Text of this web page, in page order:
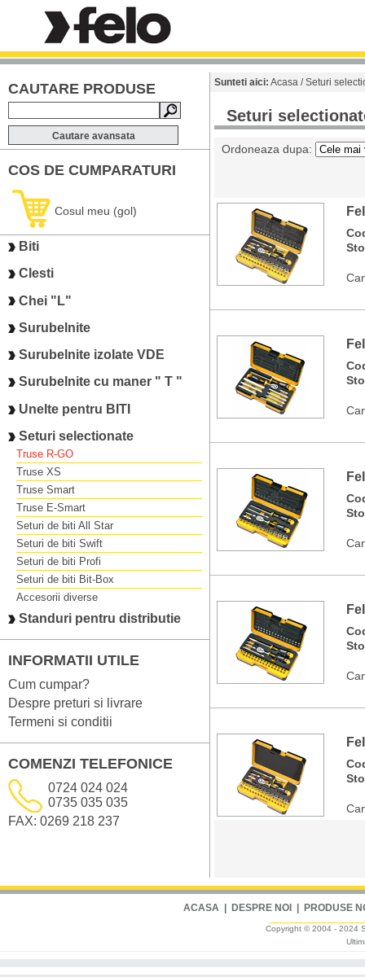
CAUTARE PRODUSE
Cautare avansata
COS DE CUMPARATURI
Cosul meu (gol)
Biti
Clesti
Chei "L"
Surubelnite
Surubelnite izolate VDE
Surubelnite cu maner " T "
Unelte pentru BITI
Seturi selectionate
Truse R-GO
Truse XS
Truse Smart
Truse E-Smart
Seturi de biti All Star
Seturi de biti Swift
Seturi de biti Profi
Seturi de biti Bit-Box
Accesorii diverse
Standuri pentru distributie
INFORMATII UTILE
Cum cumpar?
Despre preturi si livrare
Termeni si conditii
COMENZI TELEFONICE
0724 024 024
0735 035 035
FAX: 0269 218 237
Sunteti aici: Acasa /Seturi
Seturi
Ordoneaza dupa:
ACASA| DESPRE NOI PRODUSE
Copyright © 2004 - 2024